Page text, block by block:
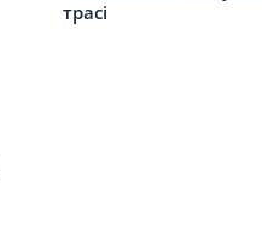
трасі